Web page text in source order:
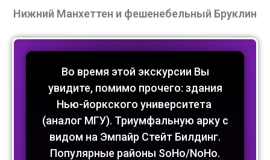
Нижний Манхеттен и фешенебельный Бруклин
Во время этой экскурсии Вы
увидите, помимо прочего: здания
Нью-йоркского университета
(аналог МГУ). Триумфальную арку с
видом на Эмпайр Стейт Билдинг.
Популярные районы SoHo/NoHo.